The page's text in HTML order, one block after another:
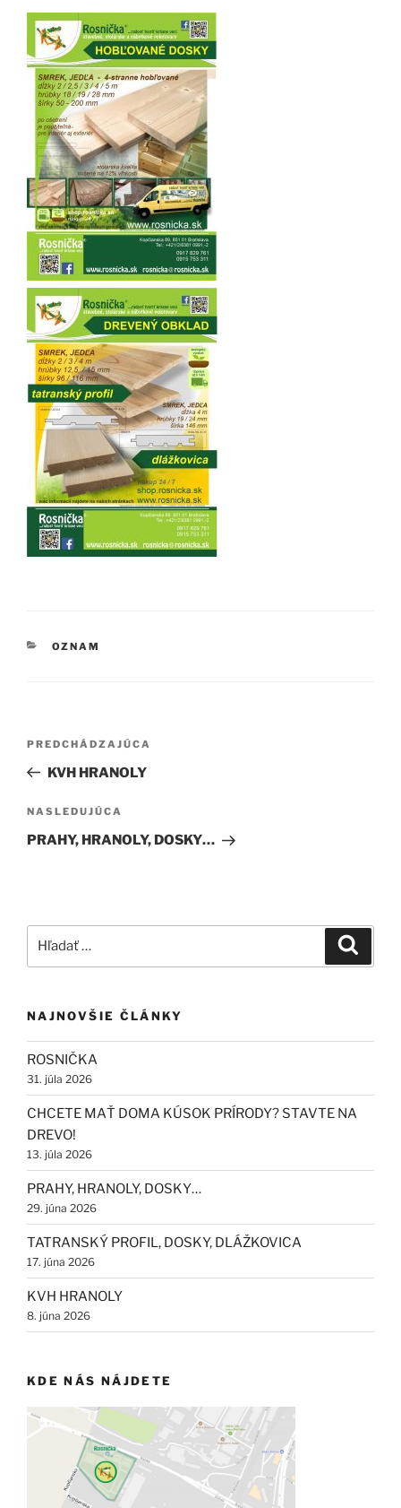
KATEGÓRIE
OZNAM
Navigácia
článku
Predchádzajúci
článok
PREDCHÁDZAJÚCA
KVH HRANOLY
Ďalší
článok
NASLEDUJÚCA
PRAHY, HRANOLY, DOSKY…
NAJNOVŠIE ČLÁNKY
ROSNIČKA
31. júla 2026
CHCETE MAŤ DOMA KÚSOK PRÍRODY? STAVTE NA
DREVO!
13. júla 2026
PRAHY, HRANOLY, DOSKY…
29. júna 2026
TATRANSKÝ PROFIL, DOSKY, DLÁŽKOVICA
17. júna 2026
KVH HRANOLY
8. júna 2026
KDE NÁS NÁJDETE